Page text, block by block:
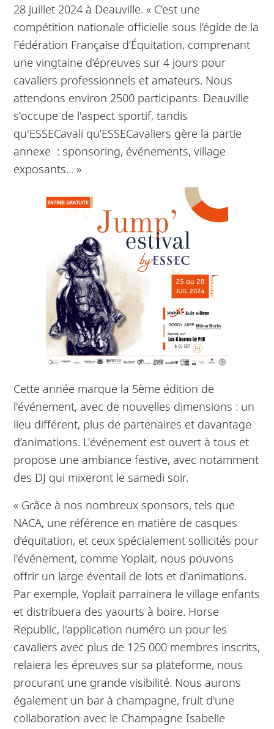
28 juillet 2024 à Deauville. « C’est une
compétition nationale officielle sous l’égide de la
Fédération Française d’Équitation, comprenant
une vingtaine d’épreuves sur 4 jours pour
cavaliers professionnels et amateurs. Nous
attendons environ 2500 participants. Deauville
s'occupe de l'aspect sportif, tandis
qu'ESSECavali qu’ESSECavaliers gère la partie
annexe : sponsoring, événements, village
exposants... »
Cette année marque la 5ème édition de
l'événement, avec de nouvelles dimensions : un
lieu différent, plus de partenaires et davantage
d’animations. L'événement est ouvert à tous et
propose une ambiance festive, avec notamment
des DJ qui mixeront le samedi soir.
« Grâce à nos nombreux sponsors, tels que
NACA, une référence en matière de casques
d’équitation, et ceux spécialement sollicités pour
l'événement, comme Yoplait, nous pouvons
offrir un large éventail de lots et d'animations.
Par exemple, Yoplait parrainera le village enfants
et distribuera des yaourts à boire. Horse
Republic, l'application numéro un pour les
cavaliers avec plus de 125 000 membres inscrits,
relaiera les épreuves sur sa plateforme, nous
procurant une grande visibilité. Nous aurons
également un bar à champagne, fruit d'une
collaboration avec le Champagne Isabelle